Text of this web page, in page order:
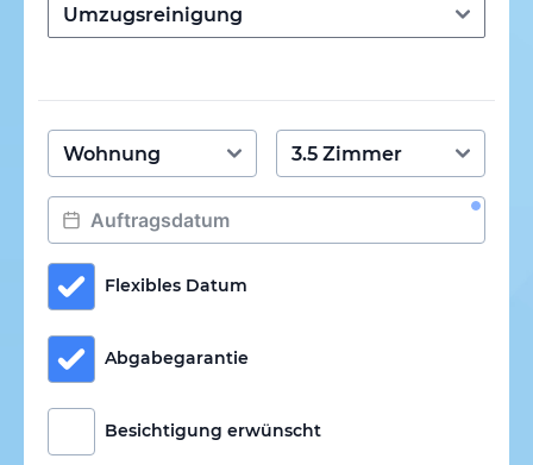
Flexibles Datum
Abgabegarantie
Besichtigung erwünscht